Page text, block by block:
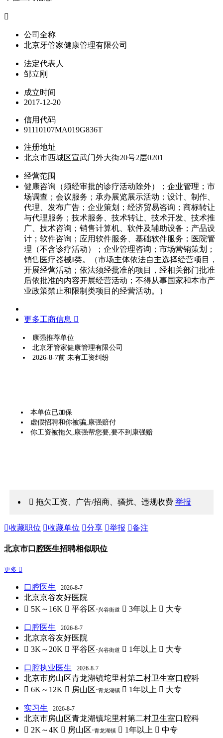

公司全称
北京牙管家健康管理有限公司
法定代表人
邹立刚
成立时间
2017-12-20
信用代码
91110107MA019G836T
注册地址
北京市西城区宣武门外大街20号2层0201
经营范围
健康咨询（须经审批的诊疗活动除外）；企业管理；市
场调查；会议服务；承办展览展示活动；设计、制作、
代理、发布广告；企业策划；经济贸易咨询；商标转让
与代理服务；技术服务、技术转让、技术开发、技术推
广、技术咨询；销售计算机、软件及辅助设备；产品设
计；软件咨询；应用软件服务、基础软件服务；医院管
理（不含诊疗活动）；企业管理咨询；市场营销策划；
销售医疗器械I类。（市场主体依法自主选择经营项目，
开展经营活动；依法须经批准的项目，经相关部门批准
后依批准的内容开展经营活动；不得从事国家和本市产
业政策禁止和限制类项目的经营活动。）
更多工商信息 
康强推荐单位
北京牙管家健康管理有限公司
2026-8-7前 未有工资纠纷
本单位已加保
虚假招聘和你被骗,康强赔付
你工资被拖欠,康强帮您要,要不到康强赔
 拖欠工资、广告/招商、骚扰、违规收费举报
收藏职位 收藏单位 分享 举报 备注
北京市口腔医生招聘相似职位
更多 
口腔医生 2026-8-7
北京京谷友好医院
 5K～16K  平谷区·兴谷街道  3年以上  大专
口腔医生 2026-8-7
北京京谷友好医院
 3K～20K  平谷区·兴谷街道  1年以上  大专
口腔执业医生 2026-8-7
北京市房山区青龙湖镇坨里村第二村卫生室口腔科
 6K～12K  房山区·青龙湖镇  1年以上  大专
实习生 2026-8-7
北京市房山区青龙湖镇坨里村第二村卫生室口腔科
 2K～4K  房山区·青龙湖镇  1年以上  中专